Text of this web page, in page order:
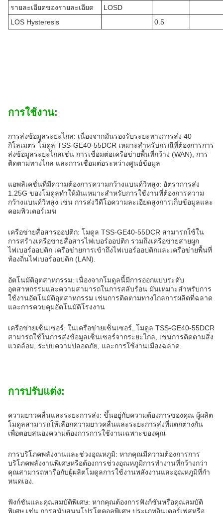
รายละเอียดของรายละเอียด
LOSD
LOS Hysteresis
0.5
การใช้งาน:
การส่งข้อมูลระยะไกล: เนื่องจากมันรองรับระยะทางการส่ง 40
กิโลเมตร โมดูล TSS-GE40-55DCR เหมาะสําหรับกรณีที่ต้องการการ
ส่งข้อมูลระยะไกลเช่น การเชื่อมต่อเครือข่ายพื้นที่กว้าง (WAN), การ
ติดตามทางไกล และการเชื่อมต่อระหว่างศูนย์ข้อมูล
แอพลิเคชั่นที่มีความต้องการความกว้างแบนด์วิทสูง: อัตราการส่ง
1.25G ของโมดูลทําให้มันเหมาะสําหรับการใช้งานที่ต้องการความ
กว้างแบนด์วิทสูง เช่น การส่งวีดีโอความละเอียดสูงการเก็บข้อมูลและ
คอมพิวเตอร์เมฆ
เครือข่ายสื่อสารออปติก: โมดูล TSS-GE40-55DCR สามารถใช้ใน
การสร้างเครือข่ายสื่อสารไฟเบอร์ออปติก รวมถึงเครือข่ายสายผูก
ไฟเบอร์ออปติก เครือข่ายการเข้าถึงไฟเบอร์ออปติกและเครือข่ายพื้นที่
ท้องถิ่นไฟเบอร์ออปติก (LAN).
อัตโนมัติอุตสาหกรรม: เนื่องจากโมดูลนี้มีการออกแบบระดับ
อุตสาหกรรมและความสามารถในการสลับร้อน มันเหมาะสําหรับการ
ใช้งานอัตโนมัติอุตสาหกรรม เช่นการติดตามทางไกลการผลิตที่ฉลาด
และการควบคุมอัตโนมัติโรงงาน
เครือข่ายเซ็นเซอร์: ในเครือข่ายเซ็นเซอร์, โมดูล TSS-GE40-55DCR
สามารถใช้ในการส่งข้อมูลเซ็นเซอร์จากระยะไกล, เช่นการติดตามสิ่ง
แวดล้อม, ระบบความปลอดภัย, และการใช้งานเมืองฉลาด.
การปรับแต่ง:
ความยาวคลื่นและระยะการส่ง: ขึ้นอยู่กับความต้องการของคุณ ผู้ผลิต
โมดูลสามารถให้เลือกความยาวคลื่นและระยะการส่งที่แตกต่างกัน
เพื่อตอบสนองความต้องการการใช้งานเฉพาะของคุณ
การบริโภคพลังงานและช่วงอุณหภูมิ: หากคุณมีความต้องการการ
บริโภคพลังงานพิเศษหรือต้องการช่วงอุณหภูมิการทํางานที่กว้างกว่า
คุณสามารถหารือกับผู้ผลิตโมดูลการใช้งานพลังงานและอุณหภูมิที่กํา
หนดเอง.
ฟังก์ชันและคุณสมบัติพิเศษ: หากคุณต้องการฟังก์ชันหรือคุณสมบัติ
พิเศษ เช่น การสนับสนุนโปรโตคอลพิเศษ ประเภทอินเตอร์เฟสหรือ